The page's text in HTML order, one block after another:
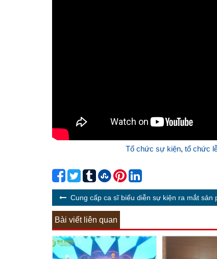
Tổ chức sự kiện, tổ chức
Cung cấp ca sĩ biểu diễn sự kiện ra mắt sản
Bài viết liên quan